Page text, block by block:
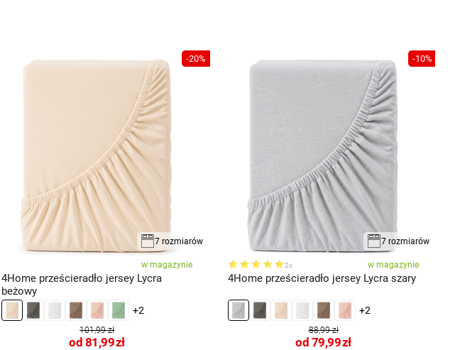
-20%
7 rozmiarów
w magazynie
4Home prześcieradło jersey Lycra
beżowy
+2
101,99 zł
od 81,99zł
-10%
7 rozmiarów
2x w magazynie
4Home prześcieradło jersey Lycra szary
+2
88,99 zł
od 79,99zł